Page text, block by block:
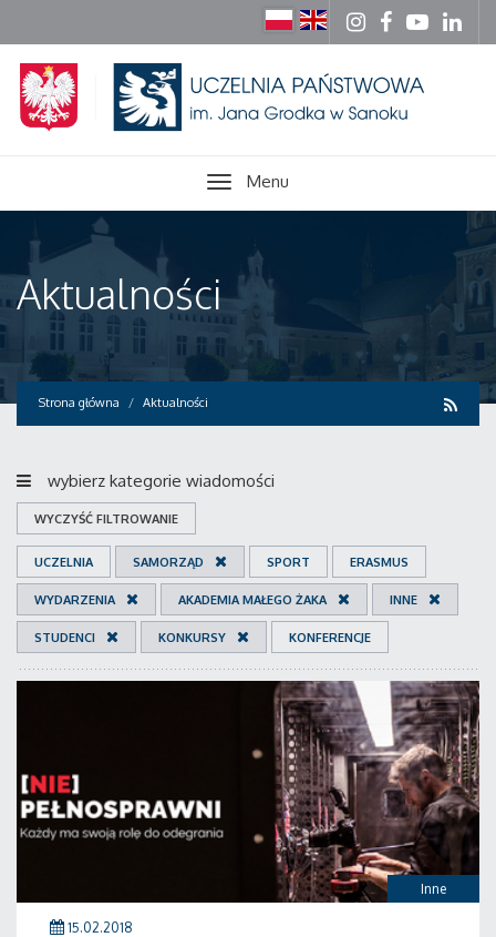
Menu
Aktualności
Strona główna Aktualności
wybierz kategorie wiadomości
WYCZYŚĆ FILTROWANIE
UCZELNIA SAMORZĄD SPORT ERASMUS
WYDARZENIA AKADEMIA MAŁEGO ŻAKA INNE
STUDENCI KONKURSY KONFERENCJE
Inne
15.02.2018